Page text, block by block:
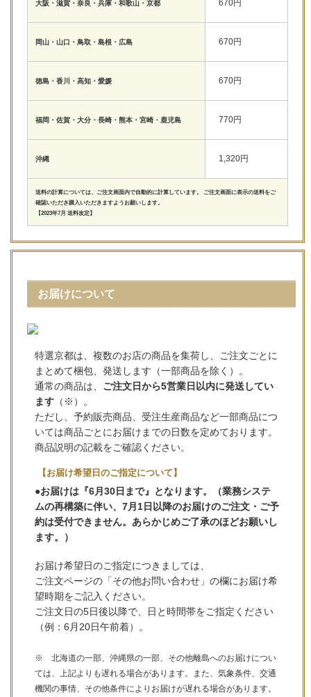
大阪・滋賀・奈良・兵庫・和歌山・京都 670円
岡山・山口・鳥取・島根・広島 670円
徳島・香川・高知・愛媛 670円
福岡・佐賀・大分・長崎・熊本・宮崎・鹿児島 770円
沖縄 1,320円
送料の計算については、ご注文画面内で自動的に計算しています。 ご注文画面に表示の送料をご
確認いただき購入いただきますようお願いします。
【2023年7月 送料改定】
お届けについて
特選京都は、複数のお店の商品を集荷し、ご注文ごとに
まとめて梱包、発送します（一部商品を除く）。
通常の商品は、 ご注文日から5営業日以内に発送してい
ます （※）。
ただし、予約販売商品、受注生産商品など一部商品につ
いては商品ごとにお届けまでの日数を定めております。
商品説明の記載をご確認ください。
【お届け希望日のご指定について】
●お届けは『6月30日まで』となります。（業務システ
ムの再構築に伴い、7月1日以降のお届けのご注文・ご予
約は受付できません。あらかじめご了承のほどお願いし
ます。）
お届け希望日のご指定につきましては、
ご注文ページの「その他お問い合わせ」の欄にお届け希
望時期をご記入ください。
ご注文日の5日後以降で、日と時間帯をご指定ください
（例：6月20日午前着）。
※ 北海道の一部、沖縄県の一部、その他離島へのお届けについ
ては、上記よりも遅れる場合があります。また、気象条件、交通
機関の事情、その他条件によりお届けが遅れる場合があります。